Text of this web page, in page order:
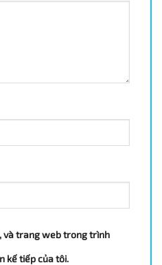
và trang web trong trình
kế tiếp của tôi.